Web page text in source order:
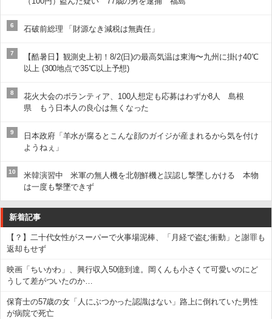
6 石破前総理 「財源なき減税は無責任」
7
【酷暑日】観測史上初！8/2(日)の最高気温は東海〜九州に掛け40℃
以上 (300地点で35℃以上予想)
8
花火大会のボランティア、100人想定も応募はわずか8人 島根
県 もう日本人の良心は無くなった
9
日本政府「羊水が腐るとこんな顔のガイジが産まれるから気を付け
ようねぇ」
10
米韓演習中 米軍の無人機を北朝鮮機と誤認し撃墜しかける 本物
は一度も撃墜できず
新着記事
【？】二十代女性がスーパーで火事場泥棒、「月経で盗む衝動」と謝罪も
返却もせず
映画「ちいかわ」、興行収入50億到達。岡くんも小さくて可愛いのにど
うして差がついたのか…
保育士の57歳の女「人にぶつかった認識はない」路上に倒れていた男性
が病院で死亡